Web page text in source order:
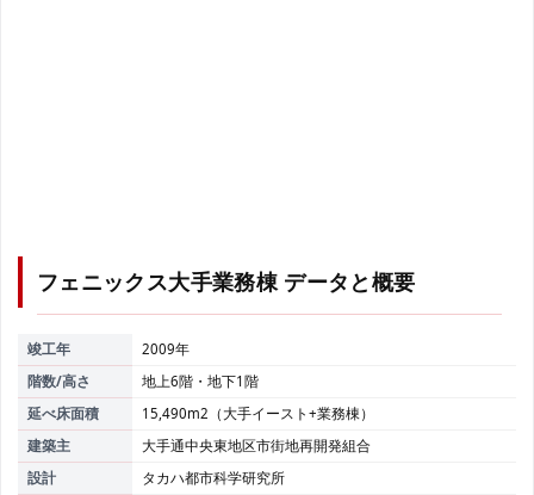
フェニックス大手業務棟データと概要
竣工年
2009年
階数/高さ
地上6階・地下1階
延べ床面積
15,490m2（大手イースト+業務棟）
建築主
大手通中央東地区市街地再開発組合
設計
タカハ都市科学研究所